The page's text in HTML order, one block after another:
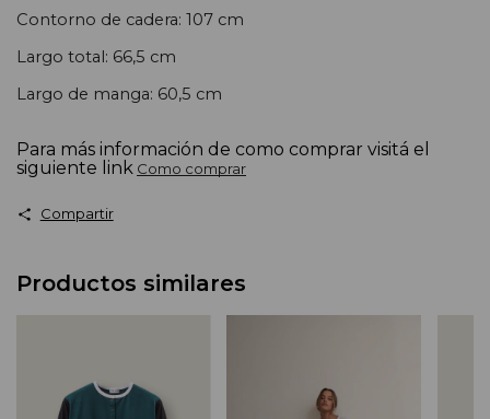
Contorno de cadera: 107 cm
Largo total: 66,5 cm
Largo de manga: 60,5 cm
Para más información de como comprar visitá el
siguiente link Como comprar
Compartir
Productos similares